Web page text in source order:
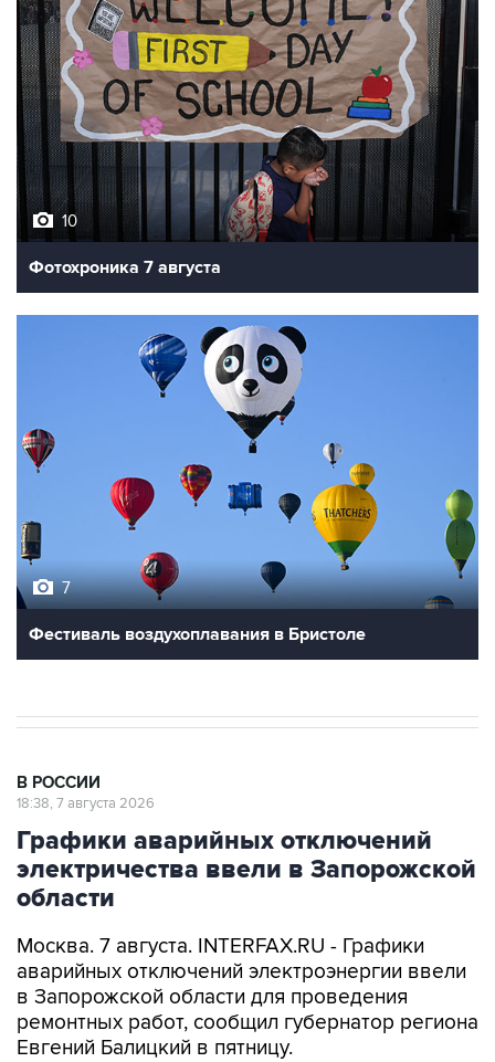
10
Фотохроника 7 августа
7
Фестиваль воздухоплавания в Бристоле
В РОССИИ
18:38, 7 августа 2026
Графики аварийных отключений
электричества ввели в Запорожской
области
Москва. 7 августа. INTERFAX.RU - Графики
аварийных отключений электроэнергии ввели
в Запорожской области для проведения
ремонтных работ, сообщил губернатор региона
Евгений Балицкий в пятницу.